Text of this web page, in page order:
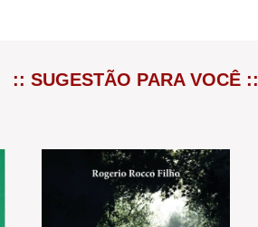
:: SUGESTÃO PARA VOCÊ ::